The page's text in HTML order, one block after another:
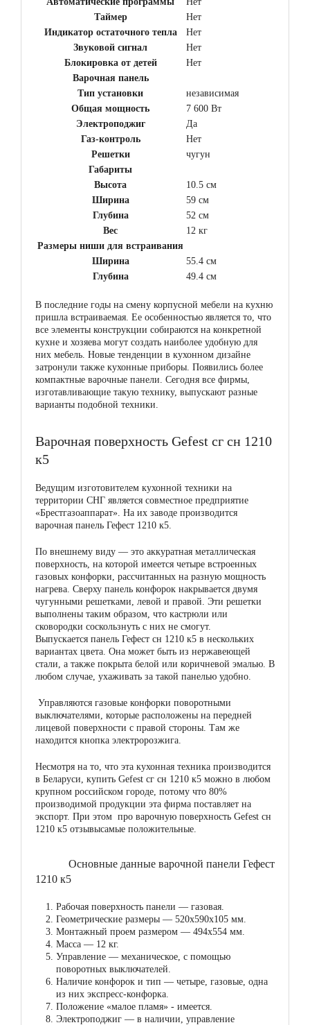
Таймер
Нет
Индикатор остаточного тепла
Нет
Звуковой сигнал
Нет
Блокировка от детей
Нет
Варочная панель
Тип установки
независимая
Общая мощность
7 600 Вт
Электроподжиг
Да
Газ-контроль
Нет
Решетки
чугун
Габариты
Высота
10.5 см
Ширина
59 см
Глубина
52 см
Вес
12 кг
Размеры ниши для встраивания
Ширина
55.4 см
Глубина
49.4 см
В последние годы на смену корпусной мебели на кухню
пришла встраиваемая. Ее особенностью является то, что
все элементы конструкции собираются на конкретной
кухне и хозяева могут создать наиболее удобную для
них мебель. Новые тенденции в кухонном дизайне
затронули также кухонные приборы. Появились более
компактные варочные панели. Сегодня все фирмы,
изготавливающие такую технику, выпускают разные
варианты подобной техники.
Варочная поверхность Gefest сг сн 1210
к5
Ведущим изготовителем кухонной техники на
территории СНГ является совместное предприятие
«Брестгазоаппарат». На их заводе производится
варочная панель Гефест 1210 к5.
По внешнему виду — это аккуратная металлическая
поверхность, на которой имеется четыре встроенных
газовых конфорки, рассчитанных на разную мощность
нагрева. Сверху панель конфорок накрывается двумя
чугунными решетками, левой и правой. Эти решетки
выполнены таким образом, что кастрюли или
сковородки соскользнуть с них не смогут.
Выпускается панель Гефест сн 1210 к5 в нескольких
вариантах цвета. Она может быть из нержавеющей
стали, а также покрыта белой или коричневой эмалью. В
любом случае, ухаживать за такой панелью удобно.
Управляются газовые конфорки поворотными
выключателями, которые расположены на передней
лицевой поверхности с правой стороны. Там же
находится кнопка электророзжига.
Несмотря на то, что эта кухонная техника производится
в Беларуси, купить Gefest сг сн 1210 к5 можно в любом
крупном российском городе, потому что 80%
производимой продукции эта фирма поставляет на
экспорт. При этом про варочную поверхность Gefest сн
1210 к5 отзывысамые положительные.
Основные данные варочной панели Гефест
1210 к5
Рабочая поверхность панели — газовая.
Геометрические размеры — 520х590х105 мм.
Монтажный проем размером — 494х554 мм.
Масса — 12 кг.
Управление — механическое, с помощью
поворотных выключателей.
Наличие конфорок и тип — четыре, газовые, одна
из них экспресс-конфорка.
Положение «малое пламя» - имеется.
Электроподжиг — в наличии, управление